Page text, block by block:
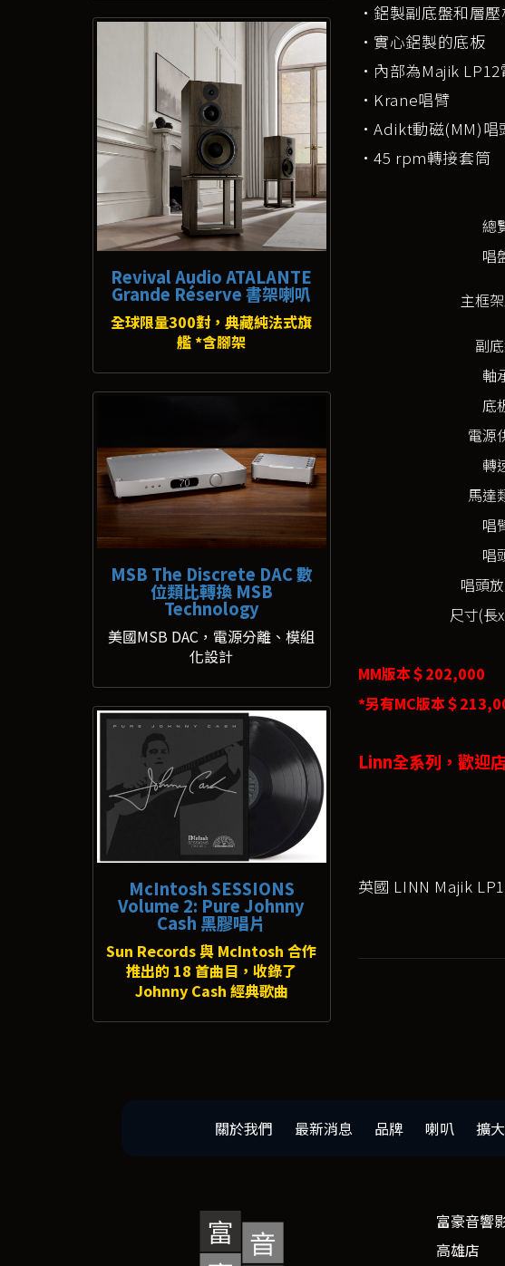
Revival Audio ATALANTE
Grande Réserve 書架喇叭
全球限量300對，典藏純法式旗
艦 *含腳架
MSB The Discrete DAC 數
位類比轉換 MSB
Technology
美國MSB DAC，電源分離、模組
化設計
McIntosh SESSIONS
Volume 2: Pure Johnny
Cash 黑膠唱片
Sun Records 與 McIntosh 合作
推出的 18 首曲目，收錄了
Johnny Cash 經典歌曲
·鋁製副底盤和層
·實心鋁製的底板
·內部為Majik
·Krane唱臂
·Adikt動磁(MM)唱
·45 rpm轉接套筒
總
唱
主框
副
軸
底
電源
轉
馬達
唱
唱
唱頭
尺寸(長
MM版本＄202,000
*另有MC版本＄
Linn全系列，歡迎
英國 LINN Majik
關於我們 最新消息 品牌 喇叭 擴
富豪音響
高雄店